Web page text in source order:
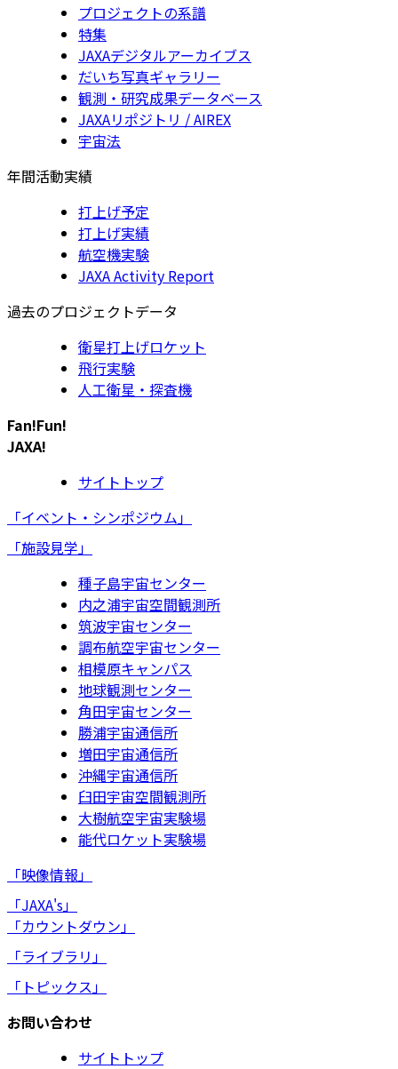
プロジェクトの系譜
特集
JAXAデジタルアーカイブス
だいち写真ギャラリー
観測・研究成果データベース
JAXAリポジトリ / AIREX
宇宙法
年間活動実績
打上げ予定
打上げ実績
航空機実験
JAXA Activity Report
過去のプロジェクトデータ
衛星打上げロケット
飛行実験
人工衛星・探査機
Fan!Fun!
JAXA!
サイトトップ
「イベント・シンポジウム」
「施設見学」
種子島宇宙センター
内之浦宇宙空間観測所
筑波宇宙センター
調布航空宇宙センター
相模原キャンパス
地球観測センター
角田宇宙センター
勝浦宇宙通信所
増田宇宙通信所
沖縄宇宙通信所
臼田宇宙空間観測所
大樹航空宇宙実験場
能代ロケット実験場
「映像情報」
「JAXA's」
「カウントダウン」
「ライブラリ」
「トピックス」
お問い合わせ
サイトトップ